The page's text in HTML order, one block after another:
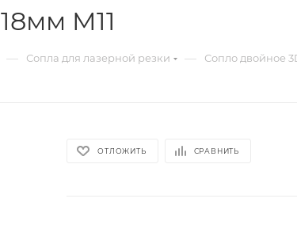
M11
— Сопла для лазерной резки — Сопло двойное
ОТЛОЖИТЬ СРАВНИТЬ